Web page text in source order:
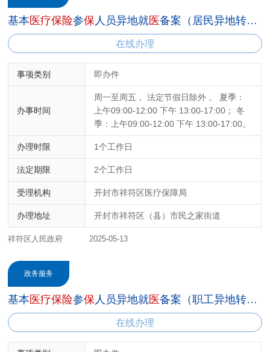
基本医疗保险参保 人员异地就医备案（居民异地转诊人员）
在线办理
事项类别 即办件
办事时间
周一至周五， 法定节假日除外 。 夏季：
上午09:00-12:00 下午 13:00-17:00； 冬
季：上午09:00-12:00 下午 13:00-17:00。
办理时限 1个工作日
法定期限 2个工作日
受理机构 开封市祥符区医疗保障局
办理地址 开封市祥符区（县）市民之家街道
祥符区人民政府 2025-05-13
政务服务
基本医疗保险参保 人员异地就医备案（职工异地转诊人员）
在线办理